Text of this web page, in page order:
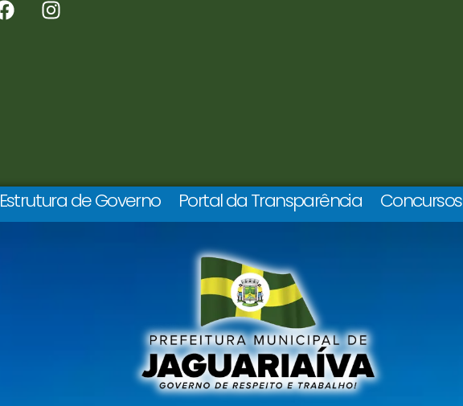
Estrutura de Governo Portal da Transparência Concursos